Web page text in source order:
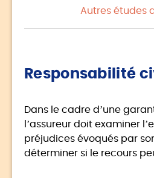
Autres études
Responsabilité
Dans le cadre d’une
l’assureur doit examiner
préjudices évoqués par
déterminer si le recours